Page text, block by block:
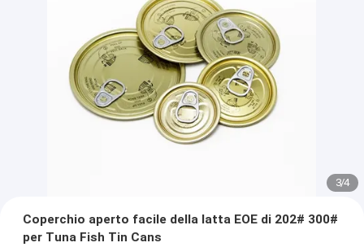
3/4
Coperchio aperto facile della latta EOE di 202# 300#
per Tuna Fish Tin Cans